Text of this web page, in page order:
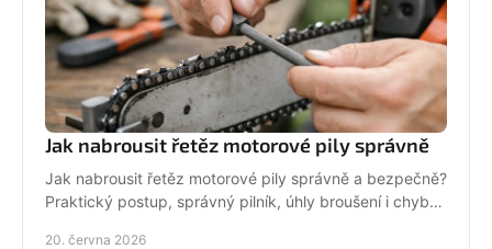
Jak nabrousit řetěz motorové pily správně
Jak nabrousit řetěz motorové pily správně a bezpečně?
Praktický postup, správný pilník, úhly broušení i chyby,
20. června 2026